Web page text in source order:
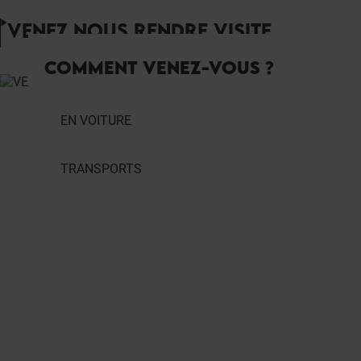
VENEZ NOUS RENDRE VISITE
COMMENT VENEZ-VOUS ?
EN VOITURE
TRANSPORTS